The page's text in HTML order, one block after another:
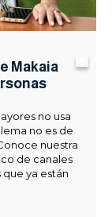
Makaia
no usa
no es de
nuestra
de canales
ya están